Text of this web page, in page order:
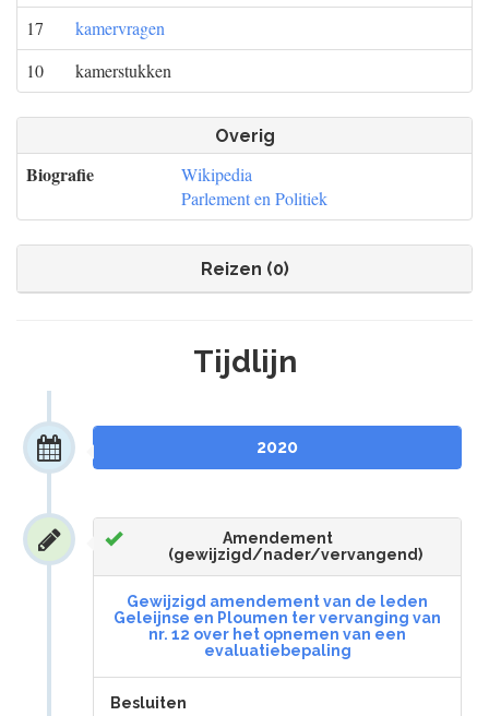
17
kamervragen
10
kamerstukken
Overig
Biografie
Wikipedia
Parlement en Politiek
Reizen (0)
Tijdlijn
2020
Amendement
(gewijzigd/nader/vervangend)
Gewijzigd amendement van de leden
Geleijnse en Ploumen ter vervanging van
nr. 12 over het opnemen van een
evaluatiebepaling
Besluiten